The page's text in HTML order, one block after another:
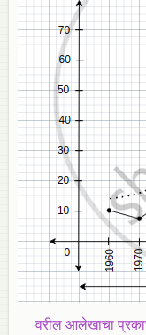
वरील आलेखाचा